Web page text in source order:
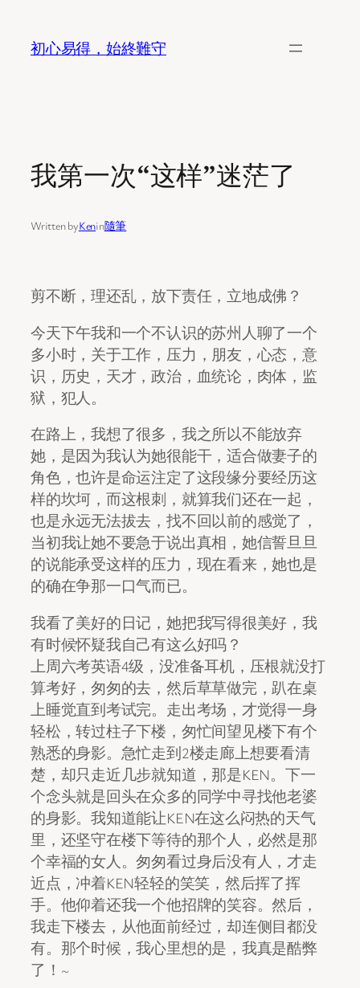
content
初心易得，始終難守
我第一次“这样”迷茫了
Written byKenin隨筆
剪不断，理还乱，放下责任，立地成佛？
今天下午我和一个不认识的苏州人聊了一个
多小时，关于工作，压力，朋友，心态，意
识，历史，天才，政治，血统论，肉体，监
狱，犯人。
在路上，我想了很多，我之所以不能放弃
她，是因为我认为她很能干，适合做妻子的
角色，也许是命运注定了这段缘分要经历这
样的坎坷，而这根刺，就算我们还在一起，
也是永远无法拔去，找不回以前的感觉了，
当初我让她不要急于说出真相，她信誓旦旦
的说能承受这样的压力，现在看来，她也是
的确在争那一口气而已。
我看了美好的日记，她把我写得很美好，我
有时候怀疑我自己有这么好吗？
上周六考英语4级，没准备耳机，压根就没打
算考好，匆匆的去，然后草草做完，趴在桌
上睡觉直到考试完。走出考场，才觉得一身
轻松，转过柱子下楼，匆忙间望见楼下有个
熟悉的身影。急忙走到2楼走廊上想要看清
楚，却只走近几步就知道，那是KEN。下一
个念头就是回头在众多的同学中寻找他老婆
的身影。我知道能让KEN在这么闷热的天气
里，还坚守在楼下等待的那个人，必然是那
个幸福的女人。匆匆看过身后没有人，才走
近点，冲着KEN轻轻的笑笑，然后挥了挥
手。他仰着还我一个他招牌的笑容。然后，
我走下楼去，从他面前经过，却连侧目都没
有。那个时候，我心里想的是，我真是酷弊
了！~